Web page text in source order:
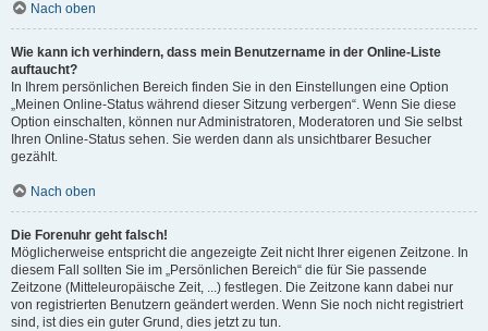
Nach oben
Wie kann ich verhindern, dass mein Benutzername in der Online-Liste
auftaucht?
In Ihrem persönlichen Bereich finden Sie in den Einstellungen eine Option
„Meinen Online-Status während dieser Sitzung verbergen“. Wenn Sie diese
Option einschalten, können nur Administratoren, Moderatoren und Sie selbst
Ihren Online-Status sehen. Sie werden dann als unsichtbarer Besucher
gezählt.
Nach oben
Die Forenuhr geht falsch!
Möglicherweise entspricht die angezeigte Zeit nicht Ihrer eigenen Zeitzone. In
diesem Fall sollten Sie im „Persönlichen Bereich“ die für Sie passende
Zeitzone (Mitteleuropäische Zeit, ...) festlegen. Die Zeitzone kann dabei nur
von registrierten Benutzern geändert werden. Wenn Sie noch nicht registriert
sind, ist dies ein guter Grund, dies jetzt zu tun.